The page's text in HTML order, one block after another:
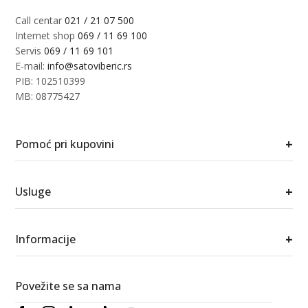
Call centar021 / 21 07 500
Internet shop069 / 11 69 100
Servis069 / 11 69 101
E-mail:info@satoviberic.rs
PIB: 102510399
MB: 08775427
Pomoć pri kupovini +
Usluge +
Informacije +
Povežite se sa nama